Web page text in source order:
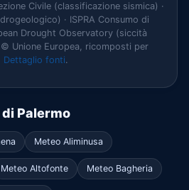
Civile (classificazione sismica) ·
· ISPRA Consumo di
Drought Observatory (siccità
Unione Europea, ricomposti per
Dettaglio fonti.
Palermo
Meteo Aliminusa
Meteo Altofonte Meteo Bagheria